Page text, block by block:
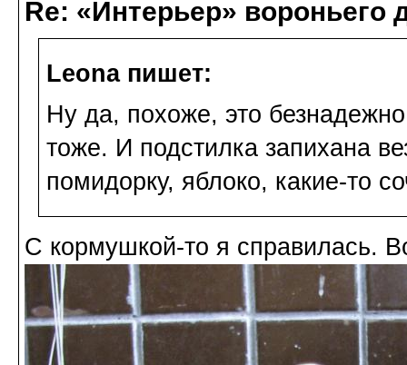
Re: «Интерьер» вороньего
Leona пишет:
Ну да, похоже, это
тоже. И подстилка запихана
помидорку, яблоко, какие-то
С кормушкой-то я справилась.